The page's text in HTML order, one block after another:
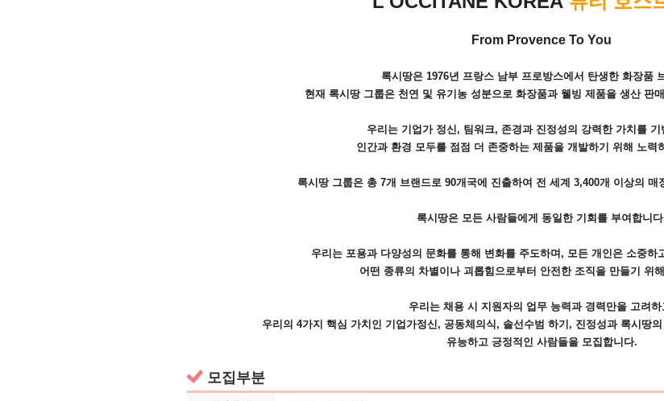
From Provence To You
록시땅은 1976년 프랑스 남부 프로방스에서 탄생한 화장품
현재 록시땅 그룹은 천연 및 유기농 성분으로 화장품과 웰빙 제품을 생산 판
우리는 기업가 정신, 팀워크, 존경과 진정성의 강력한 가치를 기
인간과 환경 모두를 점점 더 존중하는 제품을 개발하기 위해 노력
록시땅 그룹은 총 7개 브랜드로 90개국에 진출하여 전 세계 3,400개 이상의 매
록시땅은 모든 사람들에게 동일한 기회를 부여합니
우리는 포용과 다양성의 문화를 통해 변화를 주도하며, 모든 개인은 소중하
어떤 종류의 차별이나 괴롭힘으로부터 안전한 조직을 만들기 위
우리는 채용 시 지원자의 업무 능력과 경력만을 고려하
우리의 4가지 핵심 가치인 기업가정신, 공동체의식, 솔선수범 하기, 진정성과 록시땅
유능하고 긍정적인 사람들을 모집합니다.
모집부분